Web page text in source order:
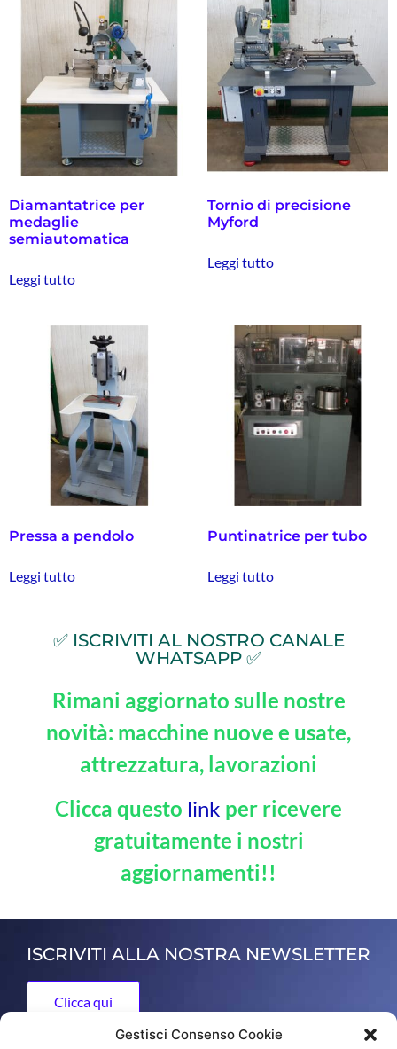
Gestisci Consenso Cookie
Diamantatrice per
medaglie
semiautomatica
Leggi tutto
Tornio di precisione
Myford
Leggi tutto
Pressa a pendolo
Leggi tutto
Puntinatrice per tubo
Leggi tutto
✅ ISCRIVITI AL NOSTRO CANALE
WHATSAPP ✅
Rimani aggiornato sulle nostre
novità: macchine nuove e usate,
attrezzatura, lavorazioni
Clicca questo link per ricevere
gratuitamente i nostri
aggiornamenti!!
ISCRIVITI ALLA NOSTRA NEWSLETTER
Clicca qui